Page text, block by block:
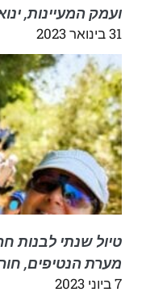
ועמק המעיינות, ינואר
31 בינואר 2023
טיול שנתי לבנות
מערת הנטיפים, חורבת
7 ביוני 2023